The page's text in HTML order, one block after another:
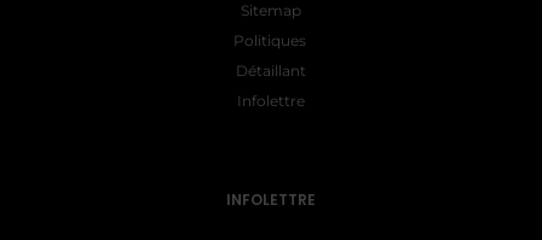
Sitemap
Politiques
Détaillant
Infolettre
INFOLETTRE